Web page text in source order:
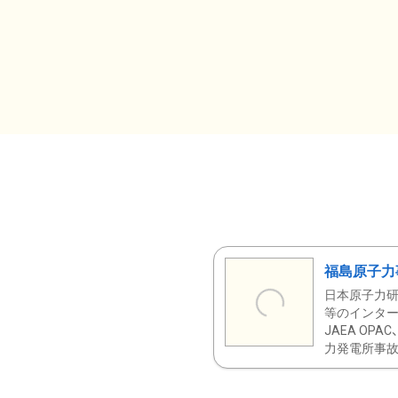
福島原子
日本原子力
等のインタ
JAEA OPAC
力発電所事